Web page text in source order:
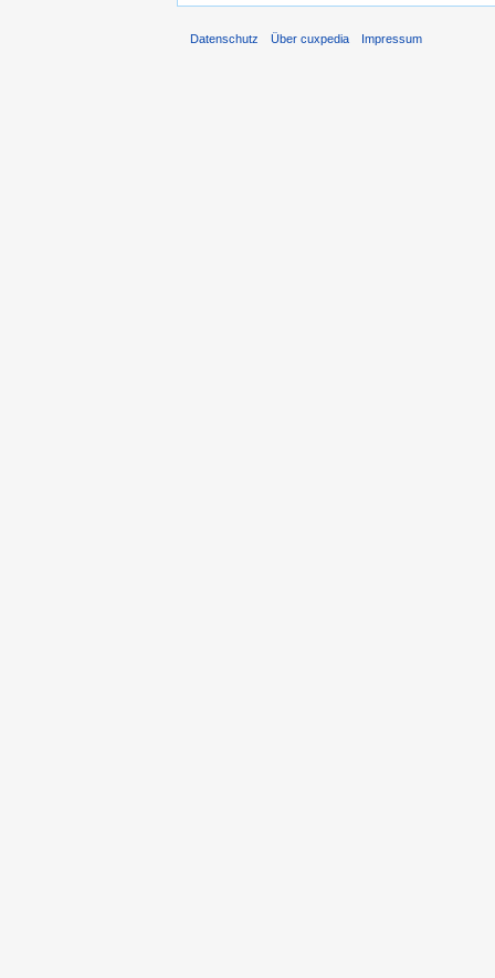
Datenschutz Über cuxpedia Impressum